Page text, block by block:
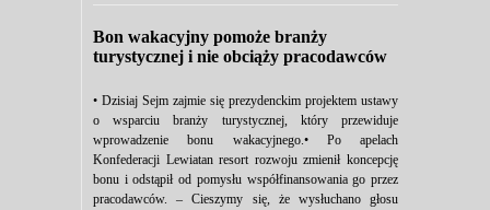
Bon wakacyjny pomoże branży
turystycznej i nie obciąży pracodawców
• Dzisiaj Sejm zajmie się prezydenckim projektem ustawy
o wsparciu branży turystycznej, który przewiduje
wprowadzenie bonu wakacyjnego.• Po apelach
Konfederacji Lewiatan resort rozwoju zmienił koncepcję
bonu i odstąpił od pomysłu współfinansowania go przez
pracodawców. – Cieszymy się, że wysłuchano głosu